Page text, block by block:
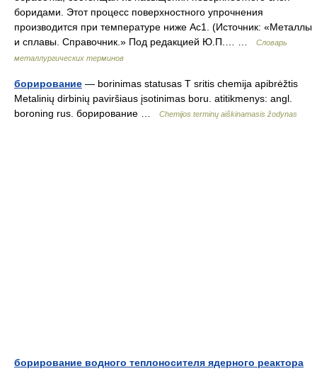
боридами. Этот процесс поверхностного упрочнения
производится при температуре ниже Ac1. (Источник: «Металлы
и сплавы. Справочник.» Под редакцией Ю.П.… …
Словарь
металлургических терминов
борирование — borinimas statusas T sritis chemija apibrėžtis
Metalinių dirbinių paviršiaus įsotinimas boru. atitikmenys: angl.
boroning rus. борирование …
Chemijos terminų aiškinamasis žodynas
борирование водного теплоносителя ядерного реактора